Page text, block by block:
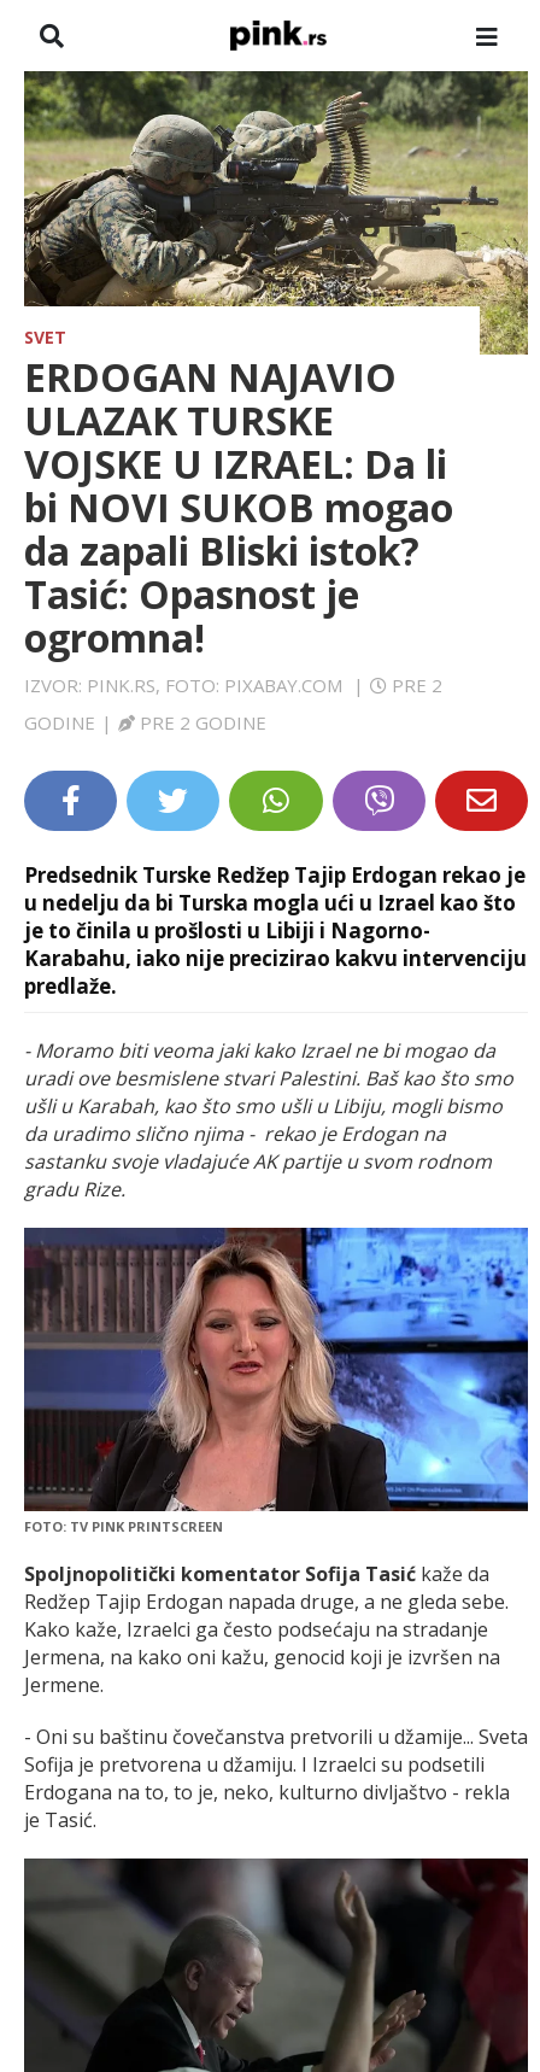
NASLOVNA
VESTI
ZADRUGA
SHOWBIZ
HRONIKA
FARMERI
TV
SPORT
LIFESTYLE
EXTRA
SVET
ERDOGAN NAJAVIO
ULAZAK TURSKE
VOJSKE U IZRAEL: Da li
bi NOVI SUKOB mogao
da zapali Bliski istok?
Tasić: Opasnost je
ogromna!
IZVOR: PINK.RS, FOTO: PIXABAY.COM |
PRE 2
GODINE | PRE 2 GODINE
Predsednik Turske Redžep Tajip Erdogan rekao je
u nedelju da bi Turska mogla ući u Izrael kao što
je to činila u prošlosti u Libiji i Nagorno-
Karabahu, iako nije precizirao kakvu intervenciju
predlaže.
- Moramo biti veoma jaki kako Izrael ne bi mogao da
uradi ove besmislene stvari Palestini. Baš kao što smo
ušli u Karabah, kao što smo ušli u Libiju, mogli bismo
da uradimo slično njima - rekao je Erdogan na
sastanku svoje vladajuće AK partije u svom rodnom
gradu Rize.
FOTO: TV PINK PRINTSCREEN
Spoljnopolitički komentator Sofija Tasić kaže da
Redžep Tajip Erdogan napada druge, a ne gleda sebe.
Kako kaže, Izraelci ga često podsećaju na stradanje
Jermena, na kako oni kažu, genocid koji je izvršen na
Jermene.
- Oni su baštinu čovečanstva pretvorili u džamije... Sveta
Sofija je pretvorena u džamiju. I Izraelci su podsetili
Erdogana na to, to je, neko, kulturno divljaštvo - rekla
je Tasić.